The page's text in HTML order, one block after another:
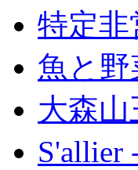
特定非
魚と
大森
S'allier